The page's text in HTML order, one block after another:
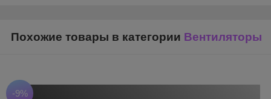
Похожие товары в категории Вентиляторы
-9%